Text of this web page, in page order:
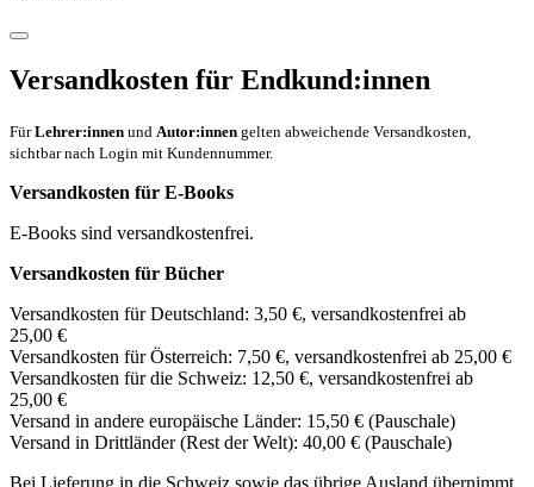
Versandkosten für Endkund:innen
FürLehrer:innen und Autor:innen gelten abweichende Versandkosten,
sichtbar nach Login mit Kundennummer.
Versandkosten für E-Books
E-Books sind versandkostenfrei.
Versandkosten für Bücher
Versandkosten für Deutschland: 3,50 €, versandkostenfrei ab
25,00 €
Versandkosten für Österreich: 7,50 €, versandkostenfrei ab 25,00 €
Versandkosten für die Schweiz: 12,50 €, versandkostenfrei ab
25,00 €
Versand in andere europäische Länder: 15,50 € (Pauschale)
Versand in Drittländer (Rest der Welt): 40,00 € (Pauschale)
Bei Lieferung in die Schweiz sowie das übrige Ausland übernimmt